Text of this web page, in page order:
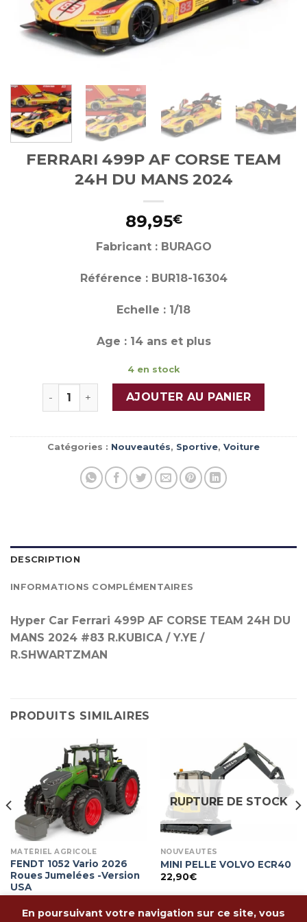
FERRARI 499P AF CORSE TEAM
24H DU MANS 2024
89,95€
Fabricant : BURAGO
Référence : BUR18-16304
Echelle : 1/18
Age : 14 ans et plus
4 en stock
quantité de FERRARI 499P AF CORSE TEAM 24H
AJOUTER AU PANIER
Catégories : Nouveautés, Sportive, Voiture
DESCRIPTION
INFORMATIONS COMPLÉMENTAIRES
Hyper Car Ferrari 499P AF CORSE TEAM 24H DU
MANS 2024 #83 R.KUBICA / Y.YE /
R.SHWARTZMAN
PRODUITS SIMILAIRES
MATÉRIEL AGRICOLE
FENDT 1052 Vario 2026
Roues Jumelées -Version
USA
RUPTURE DE STOCK
NOUVEAUTÉS
MINI PELLE VOLVO ECR40
22,90€
En poursuivant votre navigation sur ce site, vous